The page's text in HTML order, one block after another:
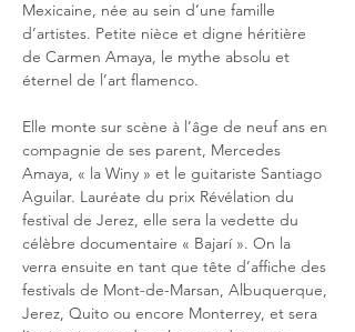
Mexicaine, née au sein d’une famille
d’artistes. Petite nièce et digne héritière
de Carmen Amaya, le mythe absolu et
éternel de l’art flamenco.
Elle monte sur scène à l’âge de neuf ans en
compagnie de ses parent, Mercedes
Amaya, « la Winy » et le guitariste Santiago
Aguilar. Lauréate du prix Révélation du
festival de Jerez, elle sera la vedette du
célèbre documentaire « Bajarí ». On la
verra ensuite en tant que tête d’affiche des
festivals de Mont-de-Marsan, Albuquerque,
Jerez, Quito ou encore Monterrey, et sera